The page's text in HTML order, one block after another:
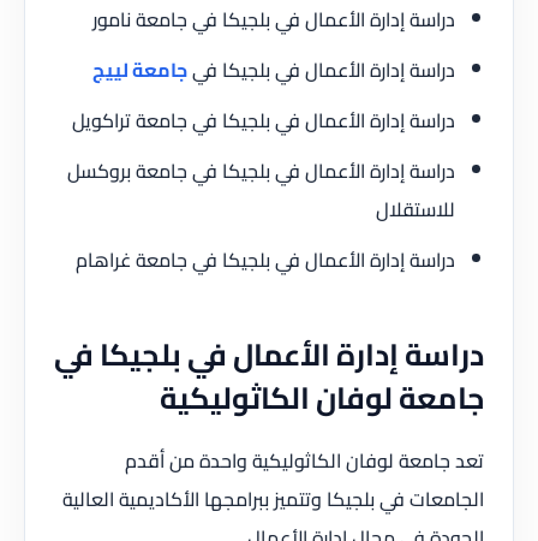
دراسة إدارة الأعمال في بلجيكا في جامعة نامور
دراسة إدارة الأعمال في بلجيكا فيجامعة لييج
دراسة إدارة الأعمال في بلجيكا في جامعة تراكويل
دراسة إدارة الأعمال في بلجيكا في جامعة بروكسل
للاستقلال
دراسة إدارة الأعمال في بلجيكا في جامعة غراهام
دراسة إدارة الأعمال في بلجيكا في
جامعة لوفان الكاثوليكية
تعد جامعة لوفان الكاثوليكية واحدة من أقدم
الجامعات في بلجيكا وتتميز ببرامجها الأكاديمية العالية